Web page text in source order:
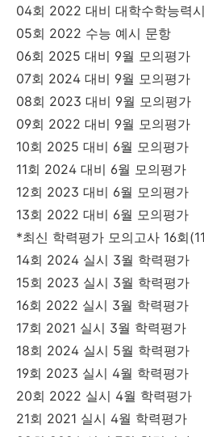
04회 2022 대비 대학수학능력
05회 2022 수능 예시 문항
06회 2025 대비 9월 모의평가
07회 2024 대비 9월 모의평가
08회 2023 대비 9월 모의평가
09회 2022 대비 9월 모의평가
10회 2025 대비 6월 모의평가
11회 2024 대비 6월 모의평가
12회 2023 대비 6월 모의평가
13회 2022 대비 6월 모의평가
*최신 학력평가 모의고사 16회
14회 2024 실시 3월 학력평가
15회 2023 실시 3월 학력평가
16회 2022 실시 3월 학력평가
17회 2021 실시 3월 학력평가
18회 2024 실시 5월 학력평가
19회 2023 실시 4월 학력평가
20회 2022 실시 4월 학력평가
21회 2021 실시 4월 학력평가